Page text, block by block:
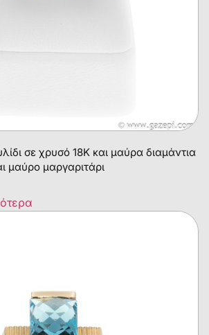
σε χρυσό 18Κ και μαύρα διαμάντια
μαύρο μαργαριτάρι